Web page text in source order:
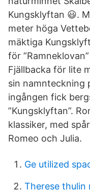
Kungsklyftan 😃.
meter höga
mäktiga
för
Fjällbacka för lite
sin namnteckning
ingången fick
”Kungsklyftan”.
klassiker, med
Romeo och Julia.
Ge utilized
Therese thulin